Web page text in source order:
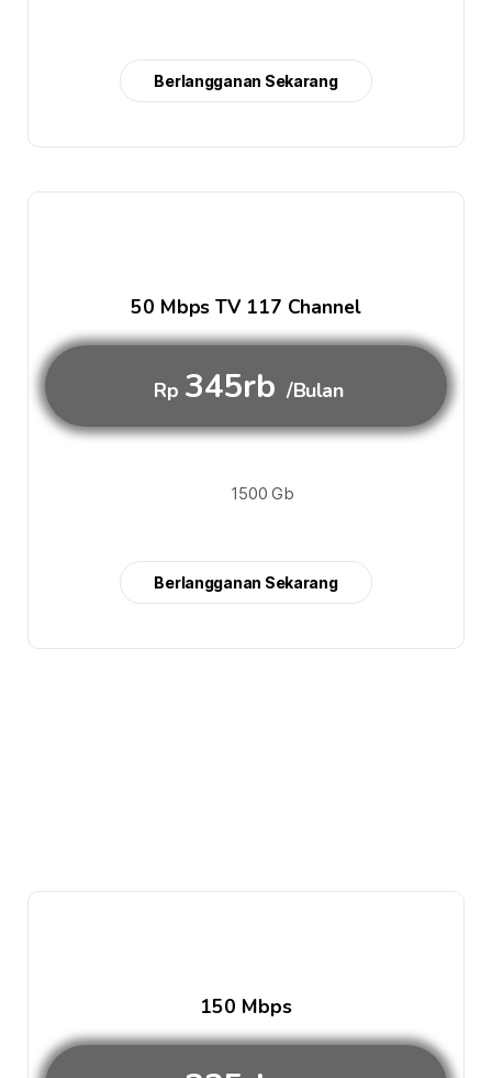
Berlangganan Sekarang
50 Mbps TV 117 Channel
Rp 345rb /Bulan
1500 Gb
Berlangganan Sekarang
150 Mbps